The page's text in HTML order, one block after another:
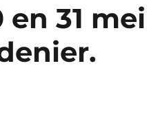
31 mei